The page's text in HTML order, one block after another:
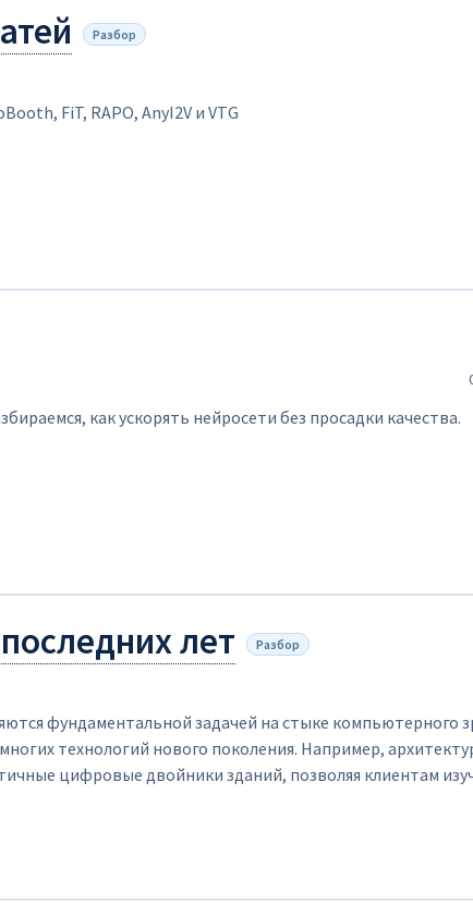
Разбор
FiT, RAPO, AnyI2V и VTG
как ускорять нейросети без просадки качества.
лет Разбор
фундаментальной задачей на стыке компьютерного
технологий нового поколения. Например,
цифровые двойники зданий, позволяя клиентам